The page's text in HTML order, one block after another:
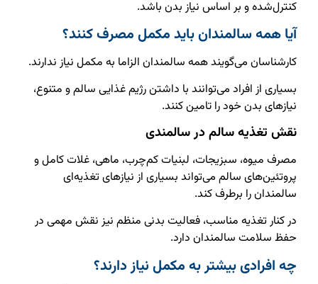
کنترل‌شده و بر اساس نیاز بدن باشد.
آیا همه سالمندان باید مکمل مصرف کنند؟
کارشناسان می‌گویند همه سالمندان الزاما به مکمل نیاز ندارند.
بسیاری از افراد می‌توانند با داشتن رژیم غذایی سالم و متنوع،
نیازهای بدن خود را تامین کنند.
نقش تغذیه سالم در سالمندی
مصرف میوه، سبزیجات، لبنیات کم‌چرب، ماهی، غلات کامل و
پروتئین‌های سالم می‌تواند بسیاری از نیازهای تغذیه‌ای
سالمندان را برطرف کند.
در کنار تغذیه مناسب، فعالیت بدنی منظم نیز نقش مهمی در
حفظ سلامت سالمندان دارد.
چه افرادی بیشتر به مکمل نیاز دارند؟